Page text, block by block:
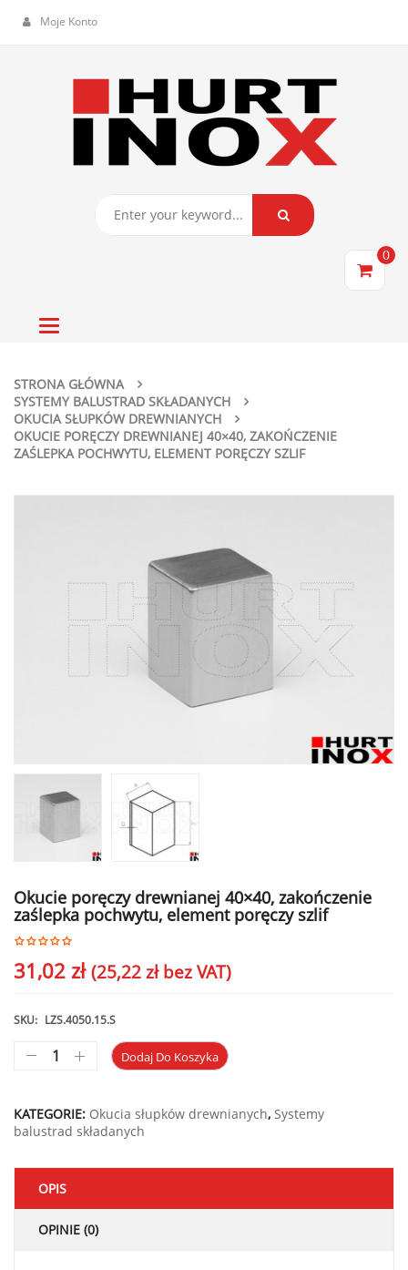
Moje Konto
0
Toggle
STRONA GŁÓWNA
SYSTEMY BALUSTRAD SKŁADANYCH
OKUCIA SŁUPKÓW DREWNIANYCH
OKUCIE PORĘCZY DREWNIANEJ 40×40, ZAKOŃCZENIE
ZAŚLEPKA POCHWYTU, ELEMENT PORĘCZY SZLIF
Okucie poręczy drewnianej 40×40, zakończenie
zaślepka pochwytu, element poręczy szlif
31,02 zł (25,22 złbez VAT)
SKU: LZS.4050.15.S
Dodaj Do Koszyka
KATEGORIE: Okucia słupków drewnianych, Systemy
balustrad składanych
OPIS
OPINIE (0)